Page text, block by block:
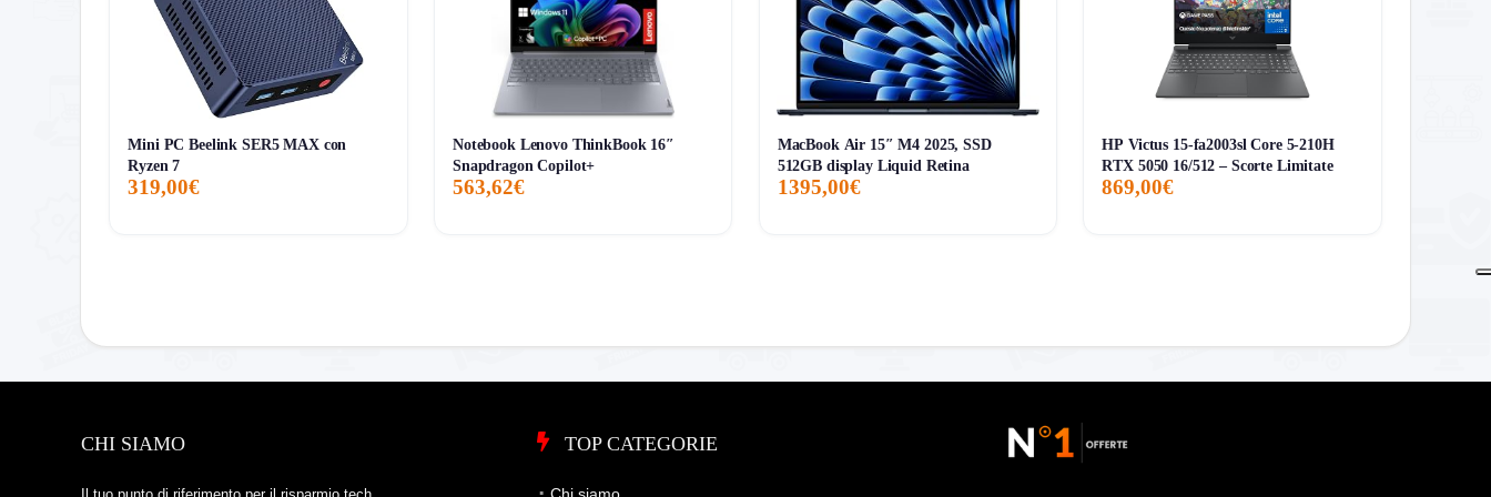
Mini PC Beelink SER5 MAX con
Ryzen 7
319,00€
Notebook Lenovo ThinkBook 16″
Snapdragon Copilot+
563,62€
MacBook Air 15″ M4 2025, SSD
512GB display Liquid Retina
1395,00€
HP Victus 15-fa2003sl Core 5-210H
RTX 5050 16/512 – Scorte Limitate
869,00€
CHI SIAMO TOP CATEGORIE
Chi siamo